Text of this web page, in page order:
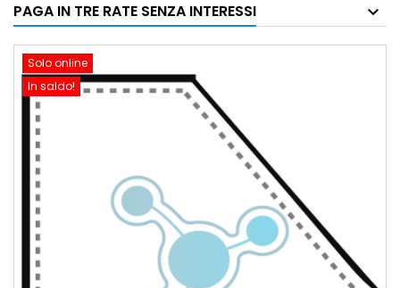
PAGA IN TRE RATE SENZA INTERESSI
Solo online
In saldo!